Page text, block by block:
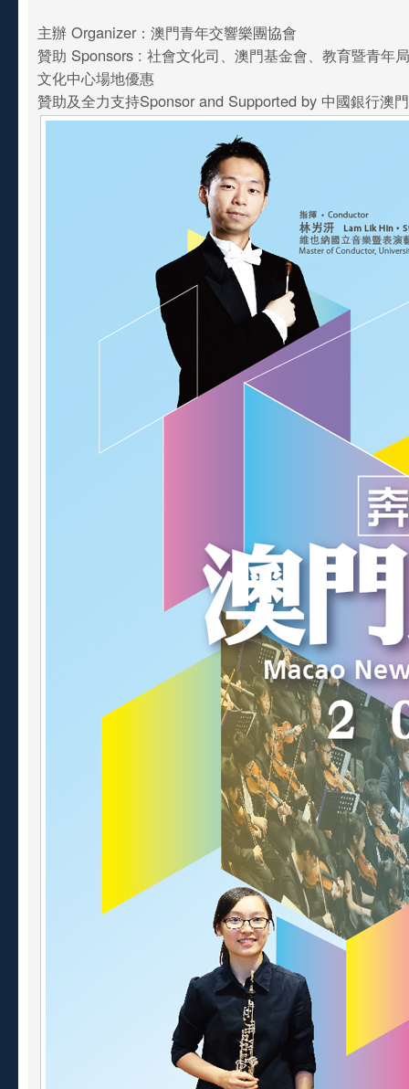
主辦 Organizer：澳門青年交響樂團協會
贊助 Sponsors : 社會文化司、澳門基金會、教育暨青年
文化中心場地優惠
贊助及全力支持Sponsor and Supported by 中國銀行澳